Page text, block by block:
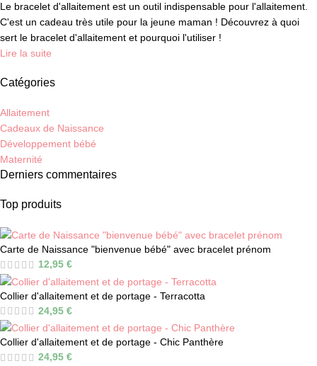
Le bracelet d'allaitement est un outil indispensable pour l'allaitement.
C'est un cadeau très utile pour la jeune maman ! Découvrez à quoi
sert le bracelet d'allaitement et pourquoi l'utiliser !
Lire la suite
Catégories
Allaitement
Cadeaux de Naissance
Développement bébé
Maternité
Derniers commentaires
Top produits
Carte de Naissance "bienvenue bébé" avec bracelet prénom
12,95 €
Collier d'allaitement et de portage - Terracotta
24,95 €
Collier d'allaitement et de portage - Chic Panthère
24,95 €